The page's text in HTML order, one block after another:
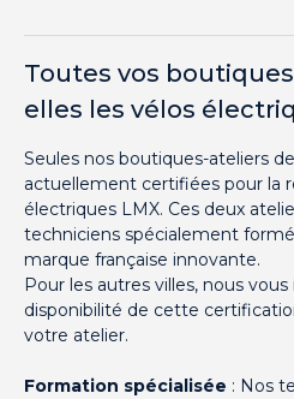
Toutes vos
elles les vélos
Seules nos boutiques-ateliers
actuellement certifiées pour la
électriques LMX. Ces deux
techniciens spécialement
marque française innovante.
Pour les autres villes, nous
disponibilité de cette
votre atelier.
Formation spécialisée : Nos